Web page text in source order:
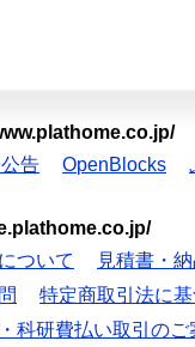
告 OpenBlocks
ついて
見積書・
特定商取引法に
科研費払い取引のご